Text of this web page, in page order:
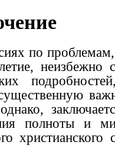
по
неизбежно
полноты и